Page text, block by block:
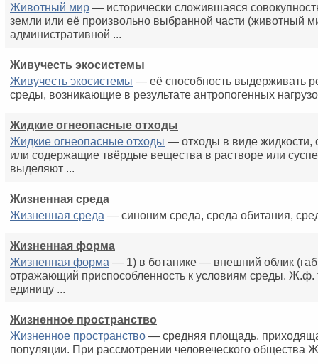
Животный мир — исторически сложившаяся
земли или её произвольно выбранной части (животный
административной ...
Живучесть экосистемы
Живучесть экосистемы — её способность выдерживать
среды, возникающие в результате антропогенных
Жидкие огнеопасные отходы
Жидкие огнеопасные отходы — отходы в виде жидкости,
или содержащие твёрдые вещества в растворе или
выделяют ...
Жизненная среда
Жизненная среда — синоним среда, среда обитания,
Жизненная форма
Жизненная форма — 1) в ботанике — внешний облик
отражающий приспособленность к условиям среды. Ж.ф.
единицу ...
Жизненное пространство
Жизненное пространство — средняя площадь,
популяции. При рассмотрении человеческого общества